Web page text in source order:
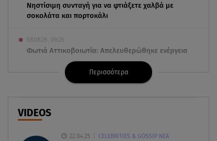
Νηστίσιμη συνταγή για να φτιάξετε χαλβά με
σοκολάτα και πορτοκάλι
08.08.26 , 09:26
Φωτιά Αττικοβοιωτία: Απελευθερώθηκε ενέργεια
ίση με 6 βόμβες Χιροσίμα
BMW: Οι πωλήσεις και η συμφωνία με τους
Περισσότερα
VIDEOS
22.04.25 CELEBRITIES & GOSSIP ΝΕΑ